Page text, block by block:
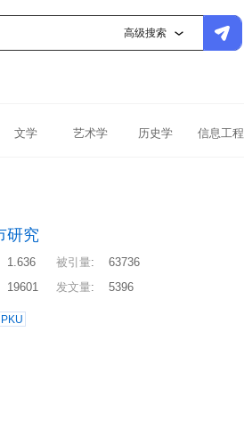
高级搜索
文学 艺术学 历史学 信息工程
研究
1.636 被引量:
63736
19601 发文量: 5396
PKU